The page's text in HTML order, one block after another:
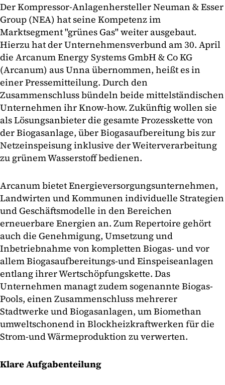
Der Kompressor-Anlagenhersteller Neuman & Esser
Group (NEA) hat seine Kompetenz im
Marktsegment "grünes Gas" weiter ausgebaut.
Hierzu hat der Unternehmensverbund am 30. April
die Arcanum Energy Systems GmbH & Co KG
(Arcanum) aus Unna übernommen, heißt es in
einer Pressemitteilung. Durch den
Zusammenschluss bündeln beide mittelständischen
Unternehmen ihr Know-how. Zukünftig wollen sie
als Lösungsanbieter die gesamte Prozesskette von
der Biogasanlage, über Biogasaufbereitung bis zur
Netzeinspeisung inklusive der Weiterverarbeitung
zu grünem Wasserstoff bedienen.
Arcanum bietet Energieversorgungsunternehmen,
Landwirten und Kommunen individuelle Strategien
und Geschäftsmodelle in den Bereichen
erneuerbare Energien an. Zum Repertoire gehört
auch die Genehmigung, Umsetzung und
Inbetriebnahme von kompletten Biogas- und vor
allem Biogasaufbereitungs-und Einspeiseanlagen
entlang ihrer Wertschöpfungskette. Das
Unternehmen managt zudem sogenannte Biogas-
Pools, einen Zusammenschluss mehrerer
Stadtwerke und Biogasanlagen, um Biomethan
umweltschonend in Blockheizkraftwerken für die
Strom-und Wärmeproduktion zu verwerten.
Klare Aufgabenteilung